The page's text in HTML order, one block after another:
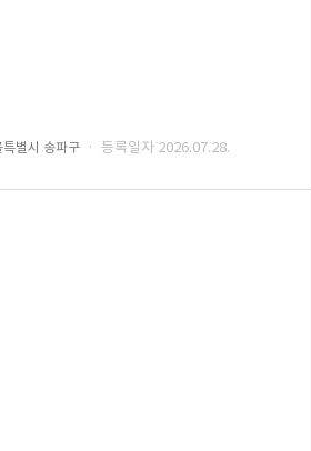
를 기반으로 시스템을 구축
특별시 송파구 · 등록일자 2026.07.28.